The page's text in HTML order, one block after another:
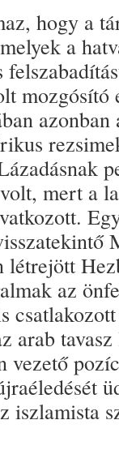
hogy a
a
mert a
létrejött
az
arab
vezető
iszlamista